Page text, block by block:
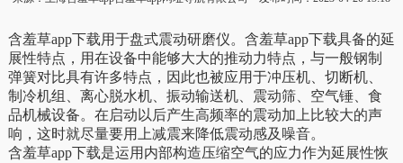
含羞草app下载用于盘式震动研磨仪。含羞草app下载具备的延
展性特点，用在设备中能够大大的推动力特点，与一般钢制
弹簧对比具有许多特点，因此也被应用于冲压机、切断机、
制冷机组、离心脱水机、振动输送机、震动筛、空气锤、食
品机械设备。在启动以后产生高频率的震动加上比较大的声
响，这时就尽量要用上减震来降低震动感及噪音。
含羞草app下载是运用内部构造压缩空气的应力作为延展性恢